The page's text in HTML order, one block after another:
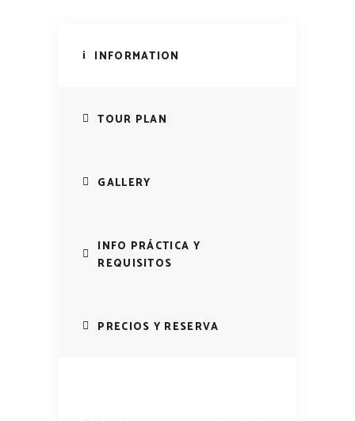
INFORMATION
TOUR PLAN
GALLERY
INFO PRÁCTICA Y
REQUISITOS
PRECIOS Y RESERVA